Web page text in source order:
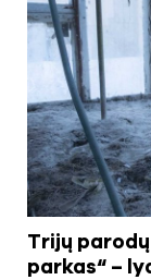
Trijų
parkas“ –